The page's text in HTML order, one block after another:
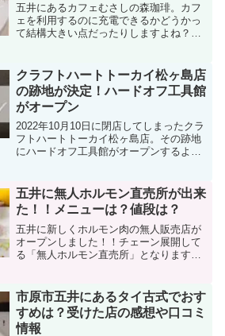
店の一円セールに行ってみたので何時ぐ
らいに並んどけば大丈夫か。どんな感じ
で開催するのか。また店舗には、どんな
五井にあるカフェむさしの森珈琲。カフ
ェを利用するのに充電できるかどうかっ
て結構大きい点だったりしますよね？そ
る時間帯はいつか？店内ってどんな感じ
なのか？むさしの森珈琲、行ってみたい
けどいろいろ知っておいてから行きた
い。そんな方のために事前情報としてメ
ニューや店内の情報などをご紹介してい
ます。参考にしてみて下さい。
クラフトハートトーカイ松ヶ島店
の跡地が決定！ハードオフ工具館
がオープン
2022年10月10日に閉店してしまったクラ
フトハートトーカイ松ヶ島店。その跡地
にハードオフ工具館がオープンするよう
五井に無人ホルモン直売所が出来
た！！メニューは？値段は？
五井に新しくホルモン肉の無人販売店が
オープンしました！！チェーン展開して
る「無人ホルモン直売所」となります。
ます。参考にしてみて下さい。
市原市五井にあるタイ古式でおす
すめは？受けた店の感想や口コミ
情報